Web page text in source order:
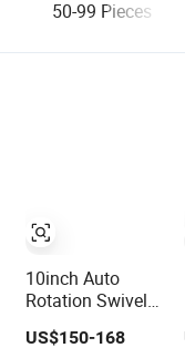
50-99 Pieces
10inch Auto
Rotation Swivel
Radio GPS
US$150-168